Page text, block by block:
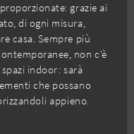
grazie ai
di ogni misura,
casa. Sempre più
non c'è
indoor: sarà
che possano
appieno.